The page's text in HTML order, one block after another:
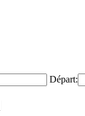
Départ: